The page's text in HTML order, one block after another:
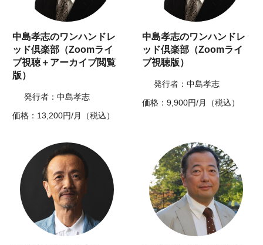
中島孝志のワンハンドレ
ッド倶楽部（Zoomライ
ブ視聴＋アーカイブ閲覧
版）
発行者：中島孝志
価格：13,200円/月（税込）
中島孝志のワンハンドレ
ッド倶楽部（Zoomライ
ブ視聴版）
発行者：中島孝志
価格：9,900円/月（税込）